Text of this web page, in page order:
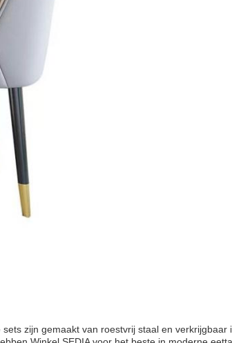
zijn gemaakt van roestvrij staal en